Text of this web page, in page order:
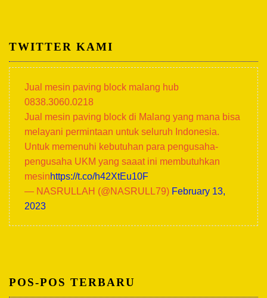
TWITTER KAMI
Jual mesin paving block malang hub
0838.3060.0218
Jual mesin paving block di Malang yang mana bisa
melayani permintaan untuk seluruh Indonesia.
Untuk memenuhi kebutuhan para pengusaha-
pengusaha UKM yang saaat ini membutuhkan
mesinhttps://t.co/h42XtEu10F
— NASRULLAH (@NASRULL79) February 13,
2023
POS-POS TERBARU